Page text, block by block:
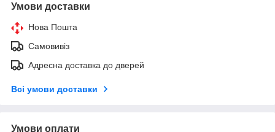
Умови доставки
Нова Пошта
Самовивіз
Адресна доставка до дверей
Всі умови доставки
Умови оплати